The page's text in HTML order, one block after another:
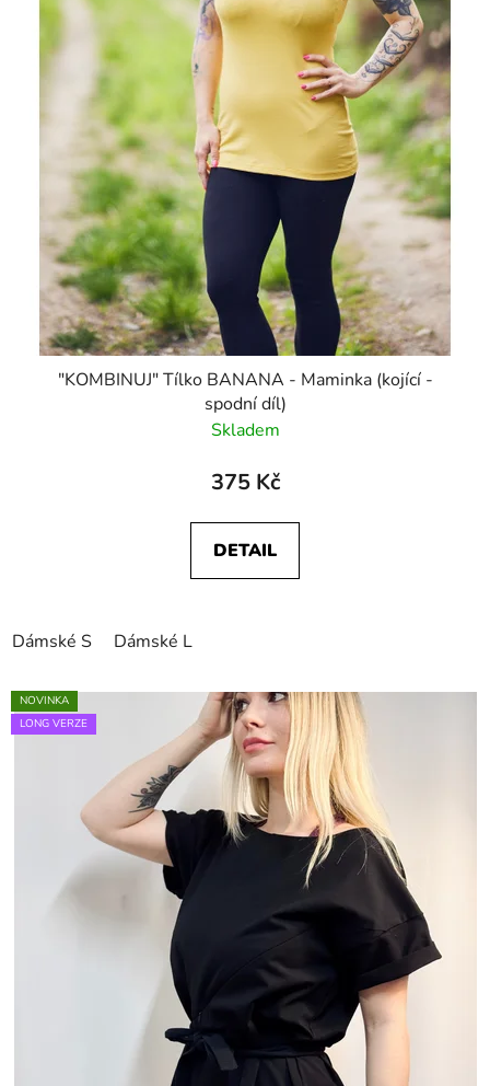
"KOMBINUJ" Tílko BANANA - Maminka (kojící -
spodní díl)
Skladem
375 Kč
DETAIL
Dámské S Dámské L
NOVINKA
LONG VERZE